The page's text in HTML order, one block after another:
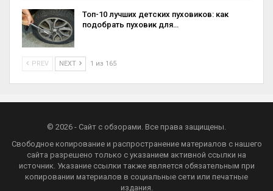
Топ-10 лучших детских пуховиков: как
подобрать пуховик для…
PREV NEXT 1 из 165
© 2026 - Сайт с обзорами. Все права защищены.
Свободное копирование и распространение материалов с нашего
сайта разрешено только с указанием активной ссылки на
источник. Указание ссылки также является обязательным при
копировании материалов в социальные сети или печатные
издания.